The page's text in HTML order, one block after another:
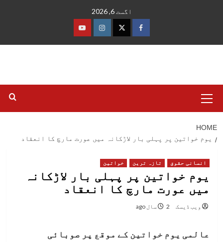
اگست 6, 2026
فیس
ٹوئٹرانسٹاگرام
یوٹیوب
Menu
HOME
یوم خواتین پر پہلی بار لاڑکانہ میں عورت مارچ کا انعقاد
انسانی حقوق تازہ ترین خواتین
یوم خواتین پر پہلی بار لاڑکانہ
میں عورت مارچ کا انعقاد
ویب ڈیسک 2 سال ago
عالمی یوم خواتین کے موقع پر صوبائی